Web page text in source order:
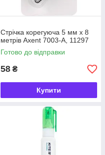
Стрічка корегуюча 5 мм x 8
метрів Axent 7003-A, 11297
Готово до відправки
58 ₴
Купити